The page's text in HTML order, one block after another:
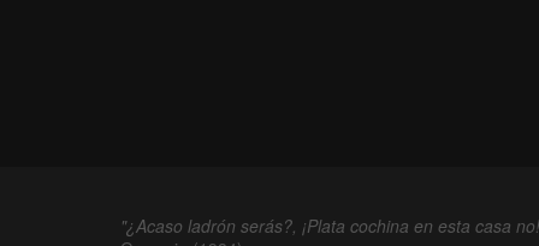
"¿Acaso ladrón serás?, ¡Plata cochina en esta casa